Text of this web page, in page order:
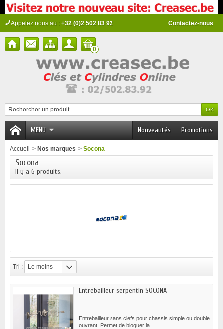
Contactez-nous
Appelez nous au : +32 (0)2 502 83 92
0
MENU Promotions
Nouveautés
Accueil > Nos marques > Socona
Socona
Il y a 6 produits.
Tri :
Le moins
Entrebailleur serpentin SOCONA
Entrebailleur sans clefs pour chassis simple ou double
ouvrant. Permet de bloquer la...